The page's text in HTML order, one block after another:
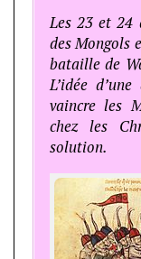
Les 23 et 24
des Mongols
bataille de
L’idée
vaincre les
chez les
solution.